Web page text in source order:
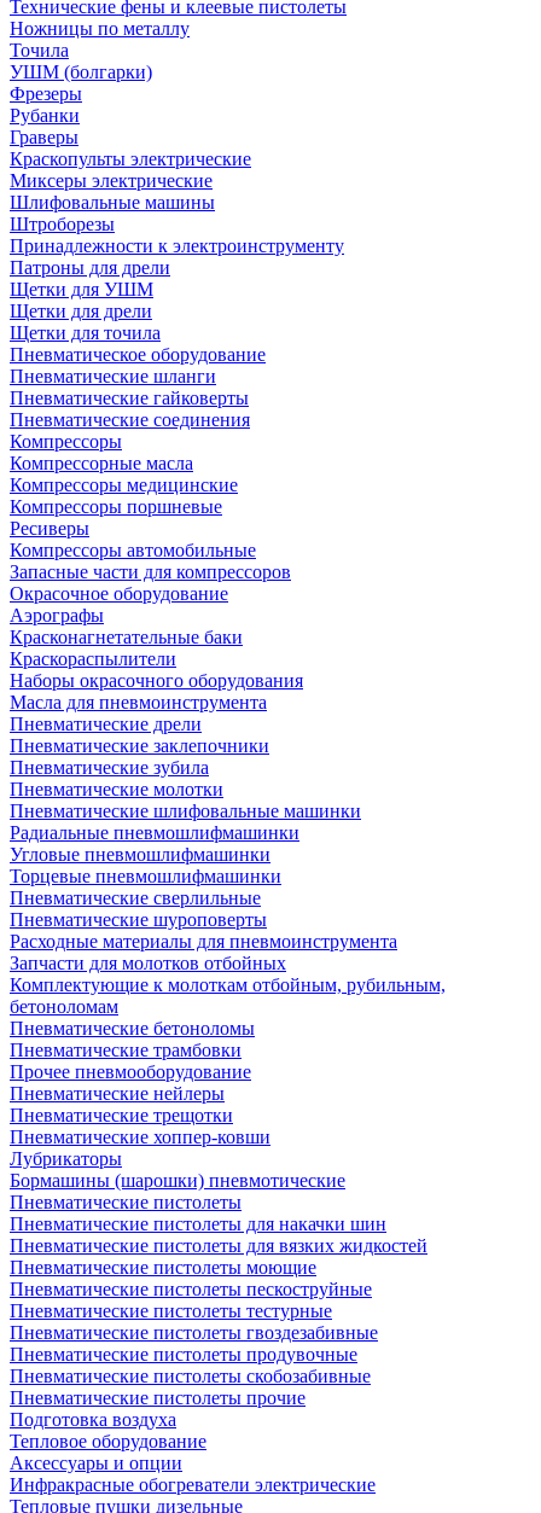
Технические фены и клеевые пистолеты
Ножницы по металлу
Точила
УШМ (болгарки)
Фрезеры
Рубанки
Граверы
Краскопульты электрические
Миксеры электрические
Шлифовальные машины
Штроборезы
Принадлежности к электроинструменту
Патроны для дрели
Щетки для УШМ
Щетки для дрели
Щетки для точила
Пневматическое оборудование
Пневматические шланги
Пневматические гайковерты
Пневматические соединения
Компрессоры
Компрессорные масла
Компрессоры медицинские
Компрессоры поршневые
Ресиверы
Компрессоры автомобильные
Запасные части для компрессоров
Окрасочное оборудование
Аэрографы
Красконагнетательные баки
Краскораспылители
Наборы окрасочного оборудования
Масла для пневмоинструмента
Пневматические дрели
Пневматические заклепочники
Пневматические зубила
Пневматические молотки
Пневматические шлифовальные машинки
Радиальные пневмошлифмашинки
Угловые пневмошлифмашинки
Торцевые пневмошлифмашинки
Пневматические сверлильные
Пневматические шуроповерты
Расходные материалы для пневмоинструмента
Запчасти для молотков отбойных
Комплектующие к молоткам отбойным, рубильным,
бетоноломам
Пневматические бетоноломы
Пневматические трамбовки
Прочее пневмооборудование
Пневматические нейлеры
Пневматические трещотки
Пневматические хоппер-ковши
Лубрикаторы
Бормашины (шарошки) пневмотические
Пневматические пистолеты
Пневматические пистолеты для накачки шин
Пневматические пистолеты для вязких жидкостей
Пневматические пистолеты моющие
Пневматические пистолеты пескоструйные
Пневматические пистолеты тестурные
Пневматические пистолеты гвоздезабивные
Пневматические пистолеты продувочные
Пневматические пистолеты скобозабивные
Пневматические пистолеты прочие
Подготовка воздуха
Тепловое оборудование
Аксессуары и опции
Инфракрасные обогреватели электрические
Тепловые пушки дизельные